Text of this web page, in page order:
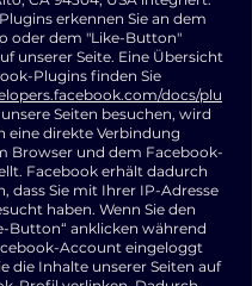
erkennen Sie an dem
oder dem "Like-Button"
unserer Seite. Eine Übersicht
Plugins finden Sie
docs/plu
Seiten besuchen, wird
eine direkte Verbindung
Browser und dem Facebook-
Facebook erhält dadurch
dass Sie mit Ihrer IP-Adresse
haben. Wenn Sie den
Button“ anklicken während
Account eingeloggt
die Inhalte unserer Seiten auf